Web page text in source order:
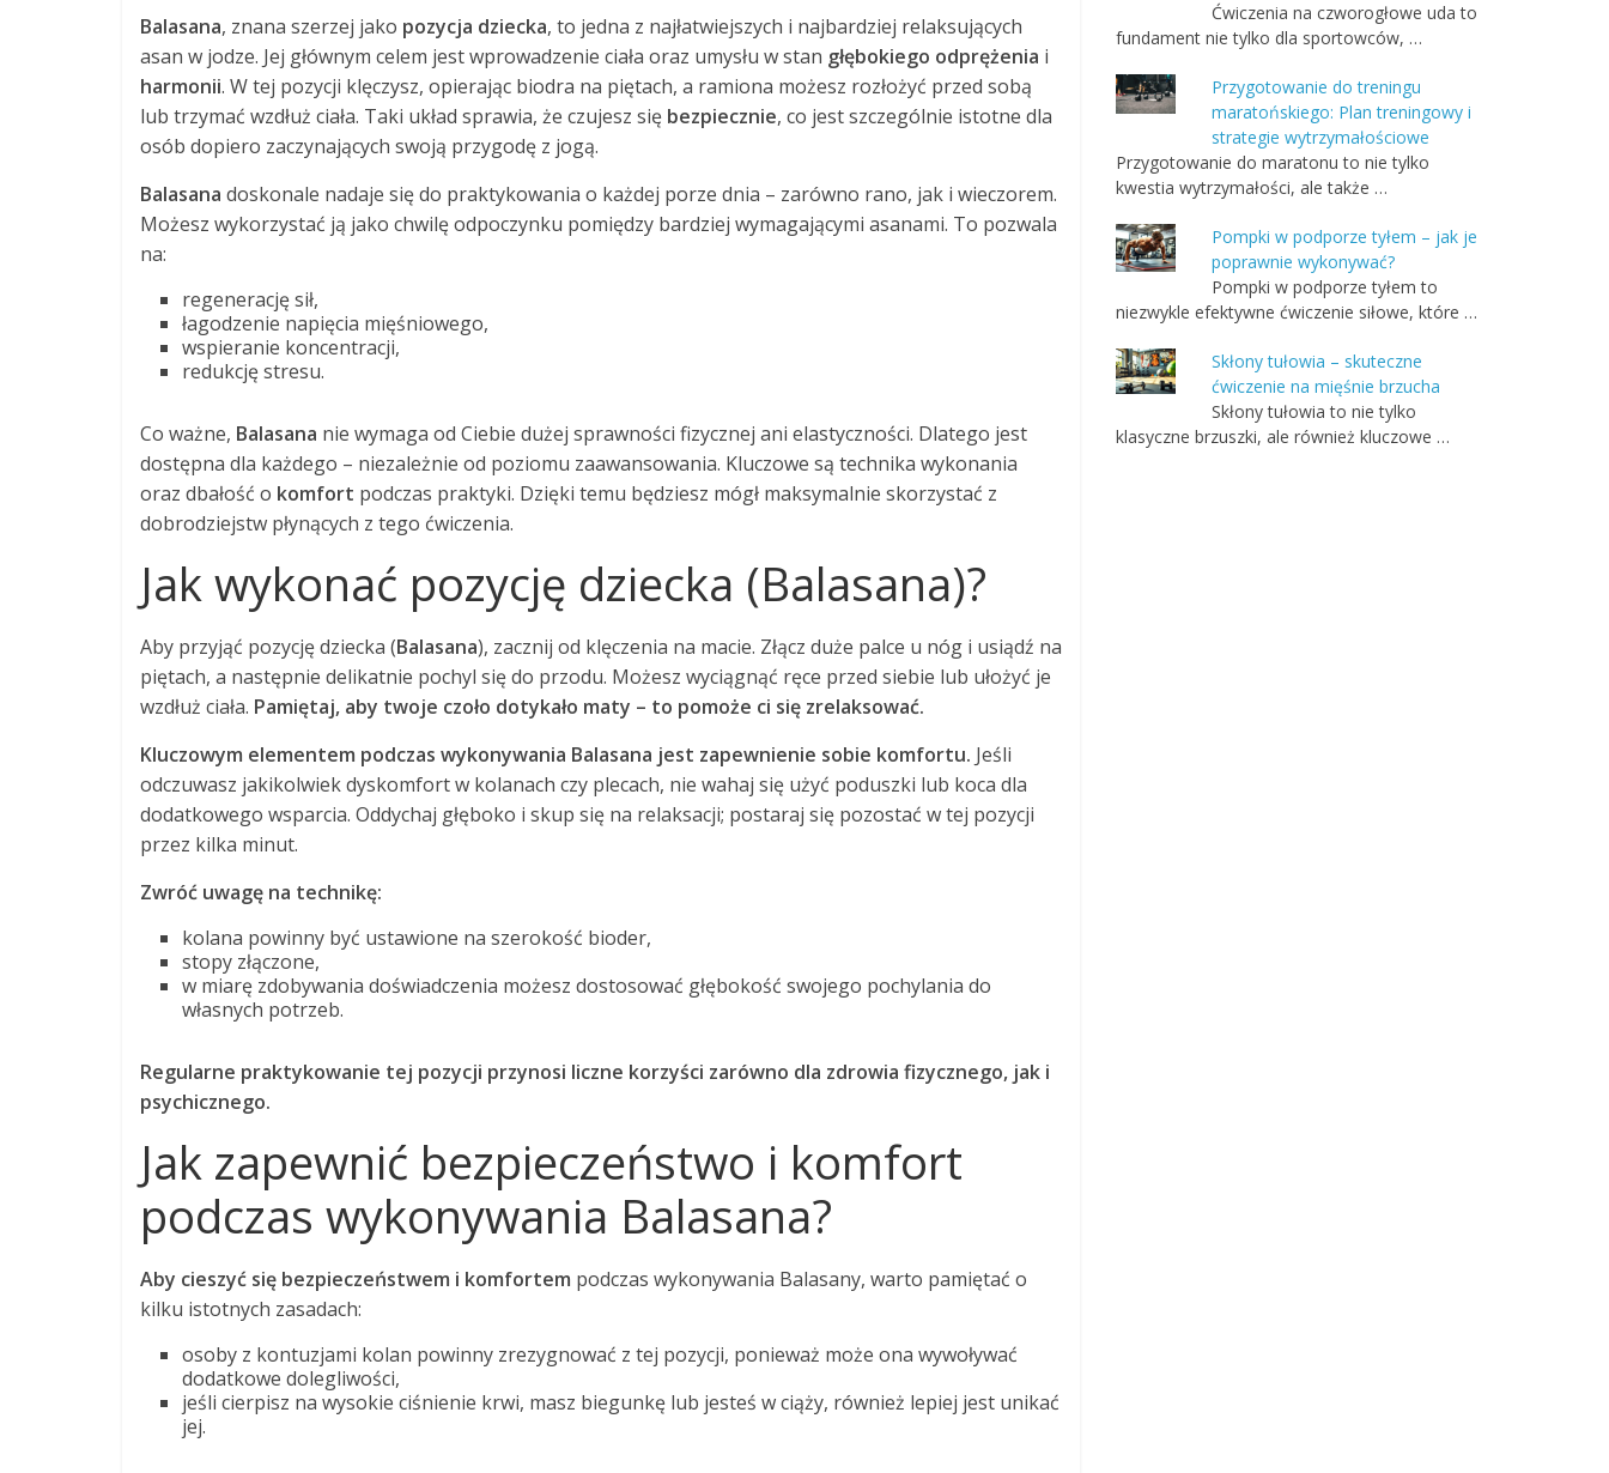
Balasana, znana szerzej jako pozycja dziecka, to jedna z najłatwiejszych i najbardziej relaksujących
asan w jodze. Jej głównym celem jest wprowadzenie ciała oraz umysłu w stan głębokiego odprężenia i
harmonii. W tej pozycji klęczysz, opierając biodra na piętach, a ramiona możesz rozłożyć przed sobą
lub trzymać wzdłuż ciała. Taki układ sprawia, że czujesz się bezpiecznie, co jest szczególnie istotne dla
osób dopiero zaczynających swoją przygodę z jogą.
Balasana doskonale nadaje się do praktykowania o każdej porze dnia – zarówno rano, jak i wieczorem.
Możesz wykorzystać ją jako chwilę odpoczynku pomiędzy bardziej wymagającymi asanami. To pozwala
na:
regenerację sił,
łagodzenie napięcia mięśniowego,
wspieranie koncentracji,
redukcję stresu.
Co ważne, Balasana nie wymaga od Ciebie dużej sprawności fizycznej ani elastyczności. Dlatego jest
dostępna dla każdego – niezależnie od poziomu zaawansowania. Kluczowe są technika wykonania
oraz dbałość o komfort podczas praktyki. Dzięki temu będziesz mógł maksymalnie skorzystać z
dobrodziejstw płynących z tego ćwiczenia.
Jak wykonać pozycję dziecka (Balasana)?
Aby przyjąć pozycję dziecka (Balasana), zacznij od klęczenia na macie. Złącz duże palce u nóg i usiądź na
piętach, a następnie delikatnie pochyl się do przodu. Możesz wyciągnąć ręce przed siebie lub ułożyć je
wzdłuż ciała. Pamiętaj, aby twoje czoło dotykało maty – to pomoże ci się zrelaksować.
Kluczowym elementem podczas wykonywania Balasana jest zapewnienie sobie komfortu. Jeśli
odczuwasz jakikolwiek dyskomfort w kolanach czy plecach, nie wahaj się użyć poduszki lub koca dla
dodatkowego wsparcia. Oddychaj głęboko i skup się na relaksacji; postaraj się pozostać w tej pozycji
przez kilka minut.
Zwróć uwagę na technikę:
kolana powinny być ustawione na szerokość bioder,
stopy złączone,
w miarę zdobywania doświadczenia możesz dostosować głębokość swojego pochylania do
własnych potrzeb.
Regularne praktykowanie tej pozycji przynosi liczne korzyści zarówno dla zdrowia fizycznego, jak i
psychicznego.
Jak zapewnić bezpieczeństwo i komfort
podczas wykonywania Balasana?
Aby cieszyć się bezpieczeństwem i komfortem podczas wykonywania Balasany, warto pamiętać o
kilku istotnych zasadach:
osoby z kontuzjami kolan powinny zrezygnować z tej pozycji, ponieważ może ona wywoływać
dodatkowe dolegliwości,
jeśli cierpisz na wysokie ciśnienie krwi, masz biegunkę lub jesteś w ciąży, również lepiej jest unikać
jej.
Ćwiczenia na czworogłowe uda to
fundament nie tylko dla sportowców, …
Przygotowanie do treningu
maratońskiego: Plan treningowy i
strategie wytrzymałościowe
Przygotowanie do maratonu to nie tylko
kwestia wytrzymałości, ale także …
Pompki w podporze tyłem – jak je
poprawnie wykonywać?
Pompki w podporze tyłem to
niezwykle efektywne ćwiczenie siłowe, które …
Skłony tułowia – skuteczne
ćwiczenie na mięśnie brzucha
Skłony tułowia to nie tylko
klasyczne brzuszki, ale również kluczowe …